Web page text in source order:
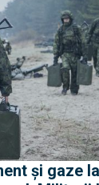
și gaze